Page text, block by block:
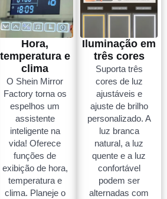
Hora,
temperatura e
clima
O Shein Mirror
Factory torna os
espelhos um
assistente
inteligente na
vida! Oferece
funções de
exibição de hora,
temperatura e
clima. Planeje o
Iluminação em
três cores
Suporta três
cores de luz
ajustáveis e
ajuste de brilho
personalizado. A
luz branca
natural, a luz
quente e a luz
confortável
podem ser
alternadas com